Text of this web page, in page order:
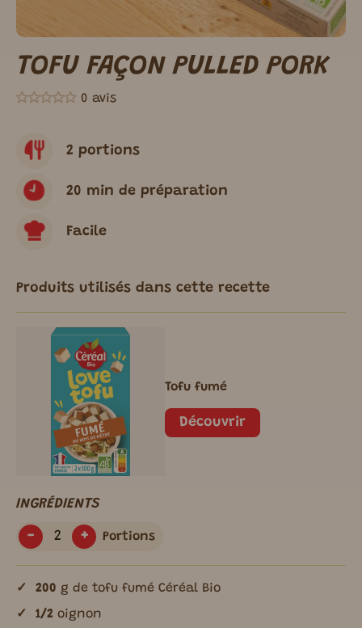
TOFU FAÇON PULLED PORK
0 avis
2 portions
20 min de préparation
Facile
Produits utilisés dans cette recette
Tofu fumé
Découvrir
INGRÉDIENTS
- + Portions
200 g de tofu fumé Céréal Bio
1/2 oignon